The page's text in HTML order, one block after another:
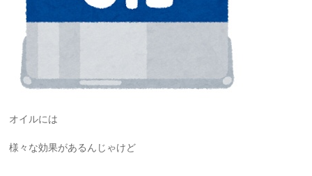
オイルには
様々な効果があるんじゃけど